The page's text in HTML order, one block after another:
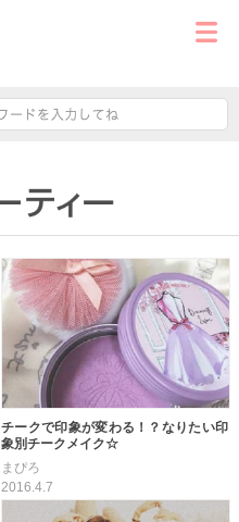
チークで印象が変わる！？なりたい印
象別チークメイク☆
まぴろ
2016.4.7